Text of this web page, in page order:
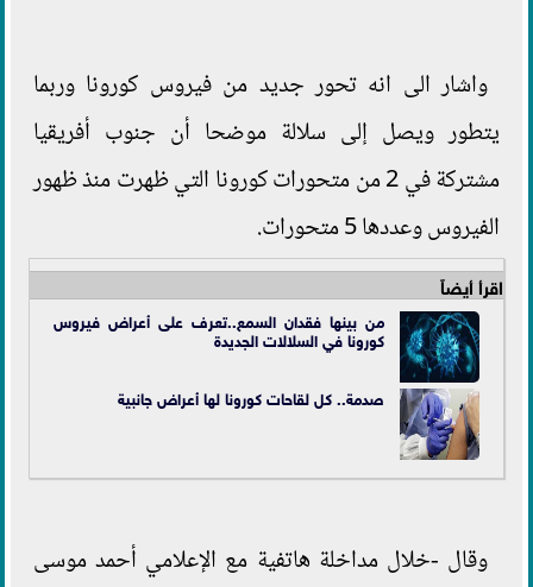
واشار الى انه تحور جديد من فيروس كورونا وربما
يتطور ويصل إلى سلالة موضحا أن جنوب أفريقيا
مشتركة في 2 من متحورات كورونا التي ظهرت منذ ظهور
الفيروس وعددها 5 متحورات.
اقرأ أيضاً
من بينها فقدان السمع..تعرف على أعراض فيروس
كورونا في السلالات الجديدة
صدمة.. كل لقاحات كورونا لها أعراض جانبية
وقال -خلال مداخلة هاتفية مع الإعلامي أحمد موسى